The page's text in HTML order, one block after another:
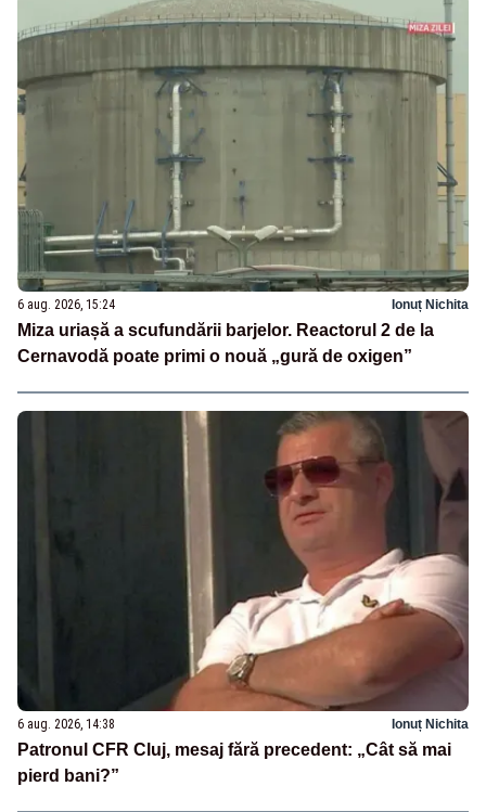
6 aug. 2026, 15:24 Ionuț Nichita
Miza uriașă a scufundării barjelor. Reactorul 2 de la
Cernavodă poate primi o nouă „gură de oxigen”
6 aug. 2026, 14:38 Ionuț Nichita
Patronul CFR Cluj, mesaj fără precedent: „Cât să mai
pierd bani?”